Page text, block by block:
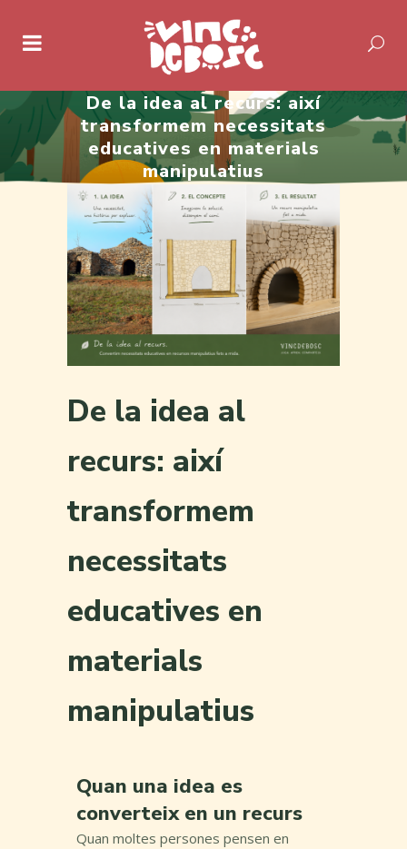
De la idea al recurs: així
transformem necessitats
educatives en materials
manipulatius
De la idea al
recurs: així
transformem
necessitats
educatives en
materials
manipulatius
Quan una idea es
converteix en un recurs
Quan moltes persones pensen en